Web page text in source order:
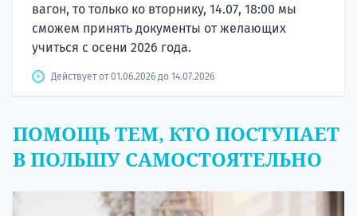
вагон, то только ко вторнику, 14.07, 18:00 мы
сможем принять документы от желающих
учиться с осени 2026 года.
Действует от 01.06.2026 до 14.07.2026
ПОМОЩЬ ТЕМ, КТО ПОСТУПАЕТ
В ПОЛЬШУ САМОСТОЯТЕЛЬНО